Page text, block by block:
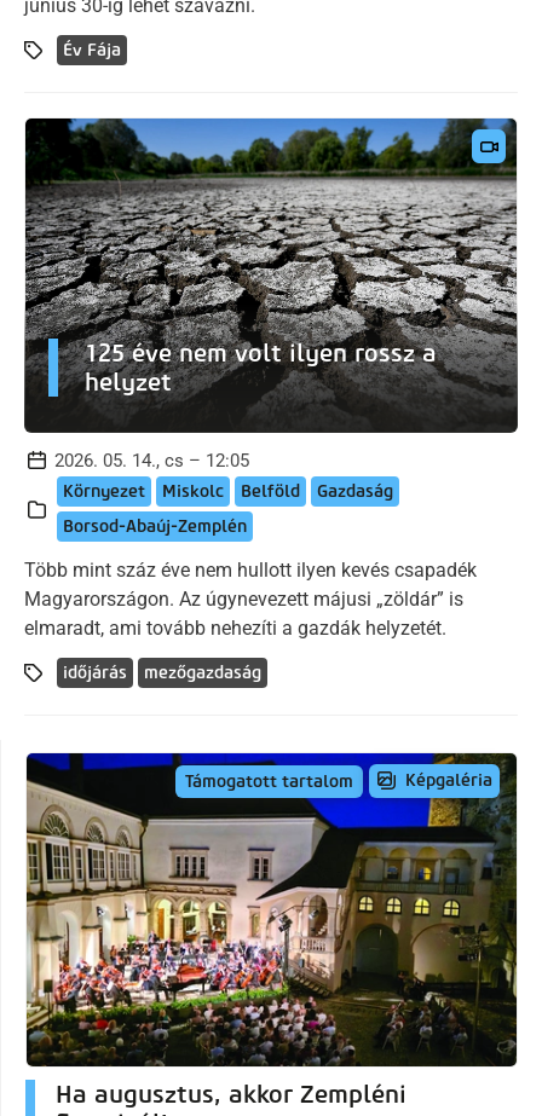
június 30-ig lehet szavazni.
Év Fája
125 éve nem volt ilyen rossz a
helyzet
2026. 05. 14., cs – 12:05
Környezet Miskolc Belföld
Gazdaság
Borsod-Abaúj-Zemplén
Több mint száz éve nem hullott ilyen kevés csapadék
Magyarországon. Az úgynevezett májusi „zöldár” is
elmaradt, ami tovább nehezíti a gazdák helyzetét.
időjárás mezőgazdaság
Támogatott tartalom Képgaléria
Ha augusztus, akkor Zempléni